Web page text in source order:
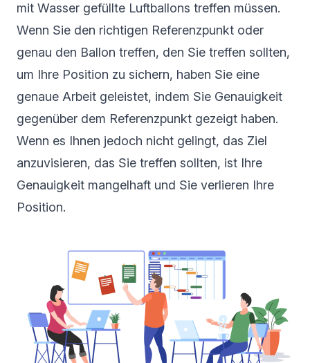
mit Wasser gefüllte Luftballons treffen müssen.
Wenn Sie den richtigen Referenzpunkt oder
genau den Ballon treffen, den Sie treffen sollten,
um Ihre Position zu sichern, haben Sie eine
genaue Arbeit geleistet, indem Sie Genauigkeit
gegenüber dem Referenzpunkt gezeigt haben.
Wenn es Ihnen jedoch nicht gelingt, das Ziel
anzuvisieren, das Sie treffen sollten, ist Ihre
Genauigkeit mangelhaft und Sie verlieren Ihre
Position.